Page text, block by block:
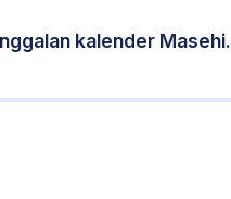
kalender Masehi.